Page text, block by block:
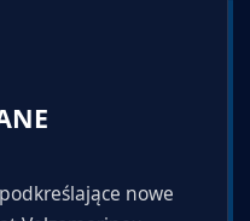
nowe